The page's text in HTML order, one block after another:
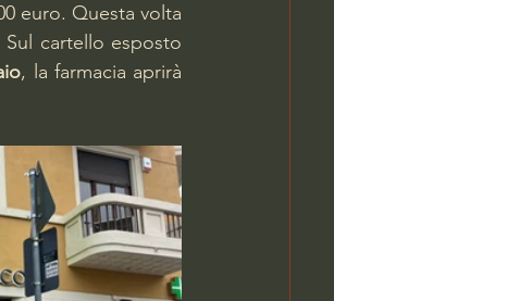
euro. Questa volta
cartello esposto
, la farmacia aprirà